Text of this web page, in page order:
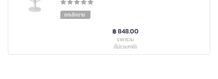
ยกเลิกขาย
฿ 848.00
ราคารวม
(ไม่รวมภาษี)